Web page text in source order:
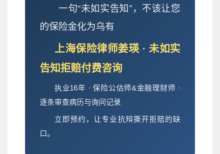
一句“未如实告知”，不该让您
的保险金化为乌有
上海保险律师姜瑛 · 未如实
告知拒赔付费咨询
执业16年 · 保险公估师&金融理财师 ·
逐条审查病历与询问记录
立即预约，让专业抗辩撕开拒赔的缺
口。